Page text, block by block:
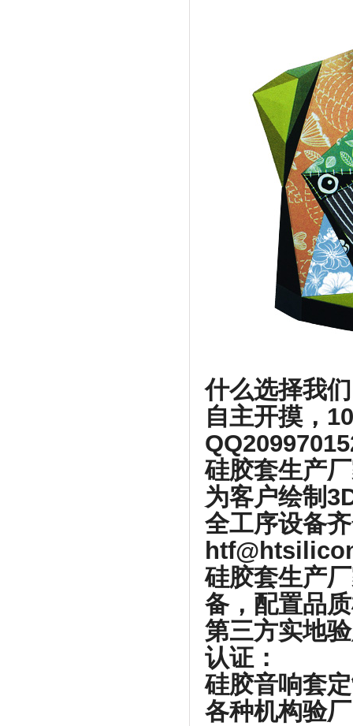
什么选择我
自主开摸，
硅胶套生产
为客户绘制
全工序设备
硅胶套生产
备，配置品
第三方实地
认证：
硅胶音响套
各种机构验